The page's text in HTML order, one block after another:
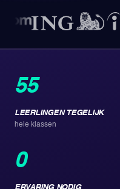
55
LEERLINGEN TEGELIJK
hele klassen
0
ERVARING NODIG